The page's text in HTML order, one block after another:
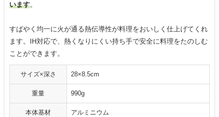
います。
すばやく均一に火が通る熱伝導性が料理をおいしく仕上げてくれ
ます。IH対応で、熱くなりにくい持ち手で安全に料理をたのしむ
ことができます。
サイズ×深さ 28×8.5cm
重量 990g
本体基材 アルミニウム